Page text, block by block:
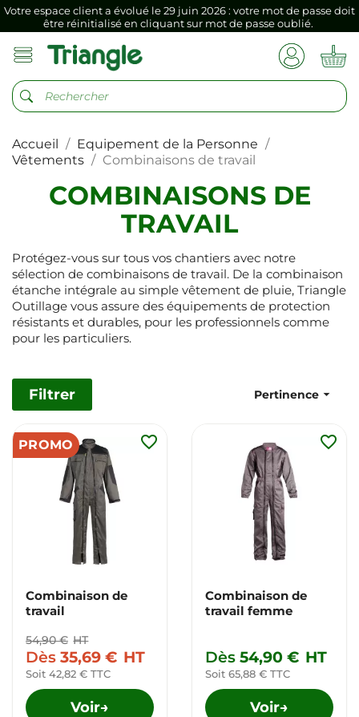
Votre espace client a évolué le 29 juin 2026 : votre mot de passe doit
être réinitialisé en cliquant sur mot de passe oublié.
Si vous aviez mémorisé votre précédent mot de passe dans votre
navigateur internet, il doit être réenregistré à la première connexion
Votre espace client a évolué le 29 juin 2026 : votre mot de passe doit
être réinitialisé en cliquant sur mot de passe oublié.
Si vous aviez mémorisé votre précédent mot de passe dans votre
navigateur internet, il doit être réenregistré à la première connexion
Accueil
Equipement de la Personne
Vêtements
Combinaisons de travail
COMBINAISONS DE
TRAVAIL
Protégez-vous sur tous vos chantiers avec notre
sélection de combinaisons de travail. De la combinaison
étanche intégrale au simple vêtement de pluie, Triangle
Outillage vous assure des équipements de protection
résistants et durables, pour les professionnels comme
pour les particuliers.
Filtrer Pertinence
PROMO
Combinaison de
travail
54,90 € HT
Dès 35,69 € HT
Soit 42,82 € TTC
Voir→
favorite_border
Combinaison de
travail femme
Dès 54,90 € HT
Soit 65,88 € TTC
Voir→
favorite_border